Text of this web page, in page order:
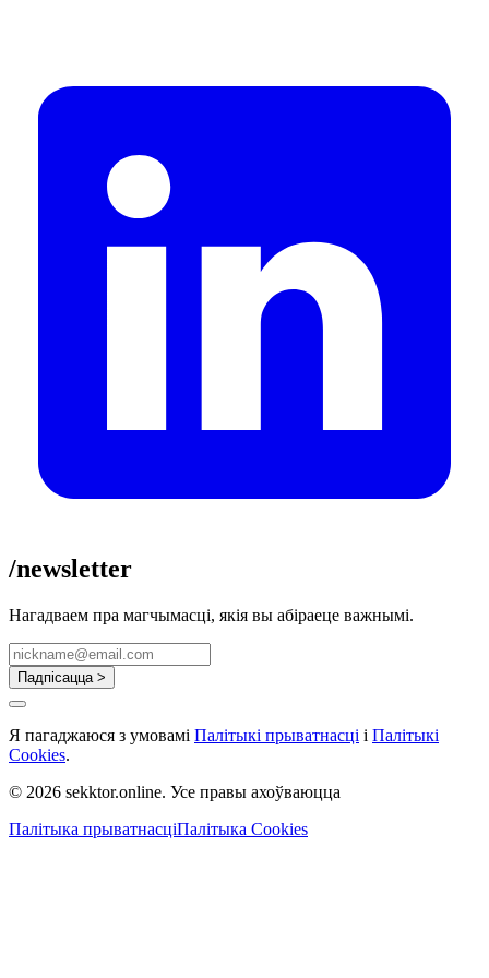
/newsletter
Нагадваем пра магчымасці, якія вы абіраеце важнымі.
Падпісацца >
Я пагаджаюся з умовамі Палітыкі прыватнасці і Палітыкі
Cookies.
© 2026 sekktor.online. Усе правы ахоўваюцца
Палітыка прыватнасціПалітыка Cookies